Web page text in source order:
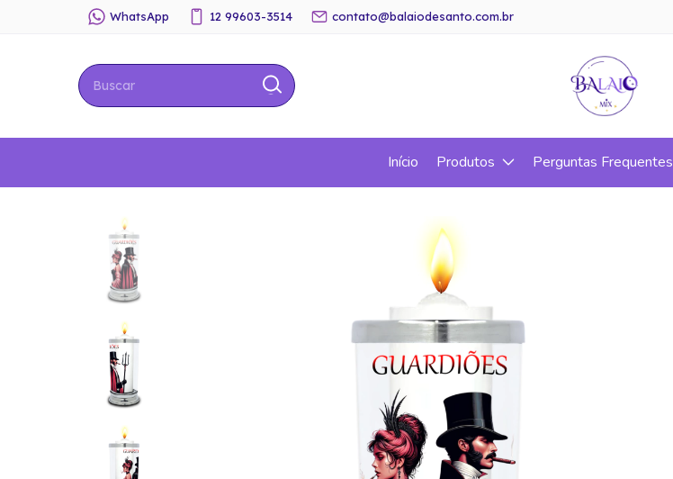
WhatsApp 12 99603-3514 contato@balaiodesanto.com.br
Início Produtos Perguntas Frequentes